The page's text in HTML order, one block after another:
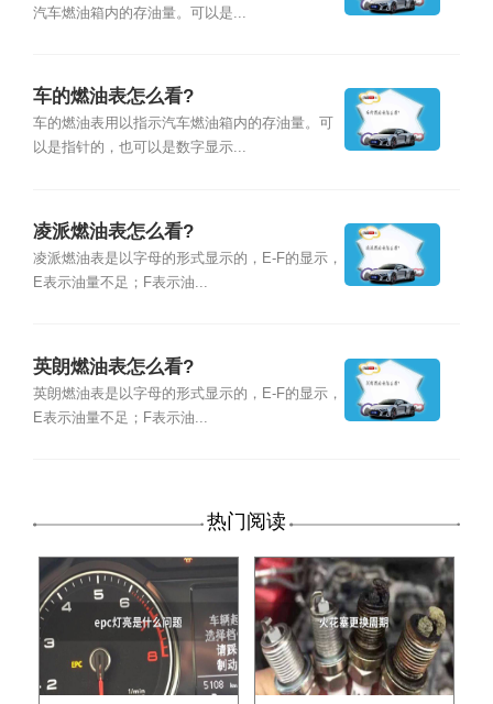
汽车燃油箱内的存油量。可以是...
车的燃油表怎么看?
车的燃油表用以指示汽车燃油箱内的存油量。可
以是指针的，也可以是数字显示...
凌派燃油表怎么看?
凌派燃油表是以字母的形式显示的，E-F的显示，
E表示油量不足；F表示油...
英朗燃油表怎么看?
英朗燃油表是以字母的形式显示的，E-F的显示，
E表示油量不足；F表示油...
热门阅读